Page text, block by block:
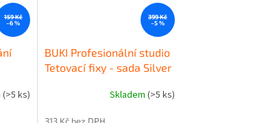
159 Kč
–6 %
(>5 ks)
399 Kč
–5 %
BUKI Profesionální studio
Tetovací fixy - sada Silver
Skladem (>5 ks)
313 Kč bez DPH